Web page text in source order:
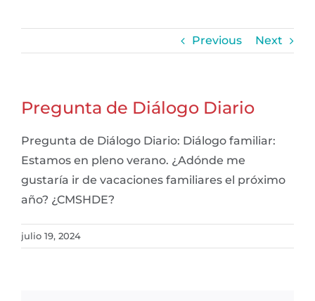
Previous Next
Pregunta de Diálogo Diario
Pregunta de Diálogo Diario: Diálogo familiar:
Estamos en pleno verano. ¿Adónde me
gustaría ir de vacaciones familiares el próximo
año? ¿CMSHDE?
julio 19, 2024